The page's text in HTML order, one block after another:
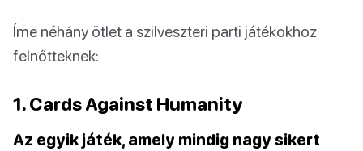
Íme néhány ötlet a szilveszteri parti játékokhoz
felnőtteknek:
1. Cards Against Humanity
Az egyik játék, amely mindig nagy sikert